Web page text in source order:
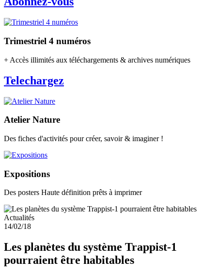
Trimestriel 4 numéros
+ Accès illimités aux téléchargements & archives numériques
Telechargez
Atelier Nature
Des fiches d'activités pour créer, savoir & imaginer !
Expositions
Des posters Haute définition prêts à imprimer
Actualités
14/02/18
Les planètes du système Trappist-1
pourraient être habitables